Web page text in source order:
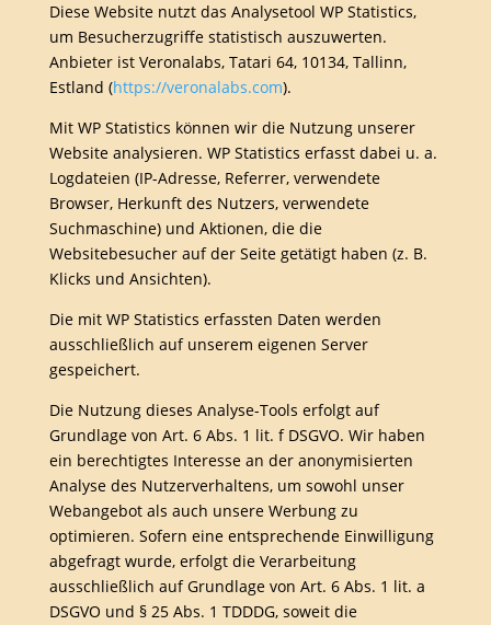
Diese Website nutzt das Analysetool WP Statistics,
um Besucherzugriffe statistisch auszuwerten.
Anbieter ist Veronalabs, Tatari 64, 10134, Tallinn,
Estland (https://veronalabs.com).
Mit WP Statistics können wir die Nutzung unserer
Website analysieren. WP Statistics erfasst dabei u. a.
Logdateien (IP-Adresse, Referrer, verwendete
Browser, Herkunft des Nutzers, verwendete
Suchmaschine) und Aktionen, die die
Websitebesucher auf der Seite getätigt haben (z. B.
Klicks und Ansichten).
Die mit WP Statistics erfassten Daten werden
ausschließlich auf unserem eigenen Server
gespeichert.
Die Nutzung dieses Analyse-Tools erfolgt auf
Grundlage von Art. 6 Abs. 1 lit. f DSGVO. Wir haben
ein berechtigtes Interesse an der anonymisierten
Analyse des Nutzerverhaltens, um sowohl unser
Webangebot als auch unsere Werbung zu
optimieren. Sofern eine entsprechende Einwilligung
abgefragt wurde, erfolgt die Verarbeitung
ausschließlich auf Grundlage von Art. 6 Abs. 1 lit. a
DSGVO und § 25 Abs. 1 TDDDG, soweit die